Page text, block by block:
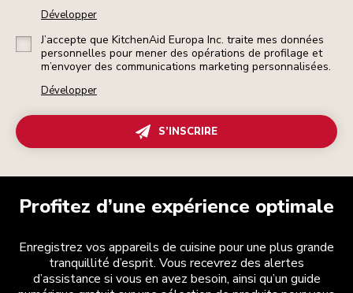
Développer
J’accepte que KitchenAid Europa Inc. traite mes données
personnelles pour mener des opérations de profilage et
m’envoyer des communications marketing personnalisées.
Développer
S’INSCRIRE
Profitez d’une expérience optimale
Enregistrez vos appareils de cuisine pour une plus grande
tranquillité d’esprit. Vous recevrez des alertes
d’assistance si vous en avez besoin, ainsi qu’un guide